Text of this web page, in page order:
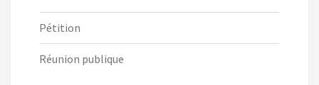
Pétition
Réunion publique